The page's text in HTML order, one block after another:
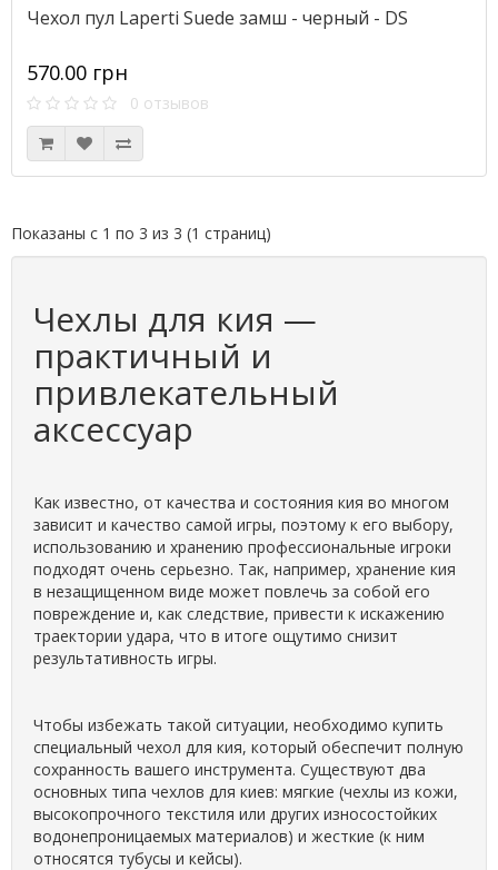
Чехол пул Laperti Suede замш - черный - DS
570.00 грн
0 отзывов
Показаны с 1 по 3 из 3 (1 страниц)
Чехлы для кия —
практичный и
привлекательный
аксессуар
Как известно, от качества и состояния кия во многом
зависит и качество самой игры, поэтому к его выбору,
использованию и хранению профессиональные игроки
подходят очень серьезно. Так, например, хранение кия
в незащищенном виде может повлечь за собой его
повреждение и, как следствие, привести к искажению
траектории удара, что в итоге ощутимо снизит
результативность игры.
Чтобы избежать такой ситуации, необходимо купить
специальный чехол для кия, который обеспечит полную
сохранность вашего инструмента. Существуют два
основных типа чехлов для киев: мягкие (чехлы из кожи,
высокопрочного текстиля или других износостойких
водонепроницаемых материалов) и жесткие (к ним
относятся тубусы и кейсы).